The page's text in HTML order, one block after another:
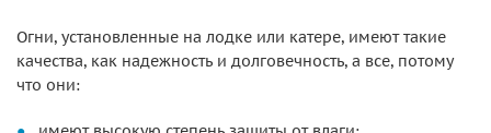
Огни, установленные на лодке или катере, имеют такие
качества, как надежность и долговечность, а все, потому
что они: